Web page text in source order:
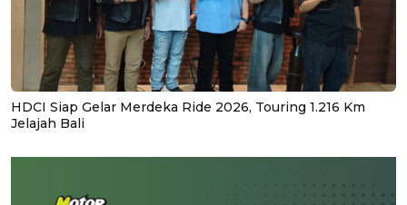
HDCI Siap Gelar Merdeka Ride 2026, Touring 1.216 Km
Jelajah Bali